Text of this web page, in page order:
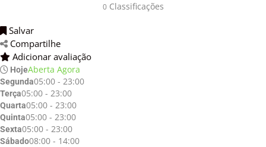
0Classificações
Salvar
Compartilhe
Adicionar avaliação
HojeAberta Agora
Segunda05:00 - 23:00
Terça05:00 - 23:00
Quarta05:00 - 23:00
Quinta05:00 - 23:00
Sexta05:00 - 23:00
Sábado08:00 - 14:00